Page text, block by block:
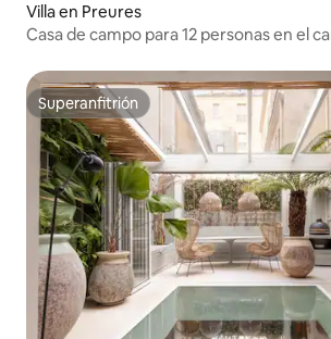
Villa en Preures
Casa de campo para 12 personas en el
Superanfitrión
Superanfitrión